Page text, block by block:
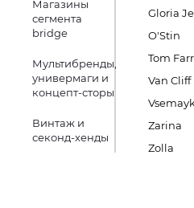
Магазины
сегмента
bridge
Мультибренды,
универмаги и
концепт-сторы
Винтаж и
секонд-хенды
Gloria
O'Stin
Tom Farr
Van Cliff
Zarina
Zolla